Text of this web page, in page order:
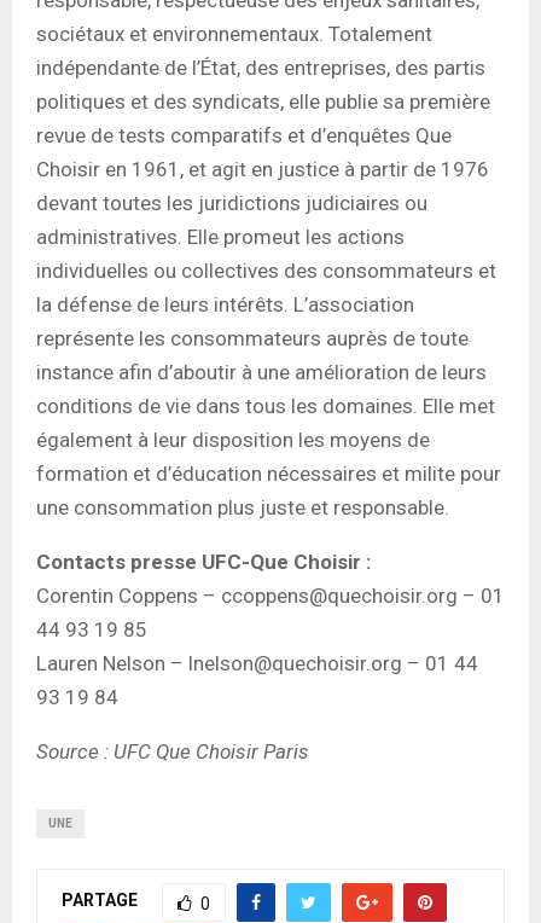
sociétaux et environnementaux. Totalement
indépendante de l’État, des entreprises, des partis
politiques et des syndicats, elle publie sa première
revue de tests comparatifs et d’enquêtes Que
Choisir en 1961, et agit en justice à partir de 1976
devant toutes les juridictions judiciaires ou
administratives. Elle promeut les actions
individuelles ou collectives des consommateurs et
la défense de leurs intérêts. L’association
représente les consommateurs auprès de toute
instance afin d’aboutir à une amélioration de leurs
conditions de vie dans tous les domaines. Elle met
également à leur disposition les moyens de
formation et d’éducation nécessaires et milite pour
une consommation plus juste et responsable.
Contacts presse UFC-Que Choisir :
Corentin Coppens – ccoppens@quechoisir.org – 01
44 93 19 85
Lauren Nelson – lnelson@quechoisir.org – 01 44
93 19 84
Source : UFC Que Choisir Paris
UNE
PARTAGE 0